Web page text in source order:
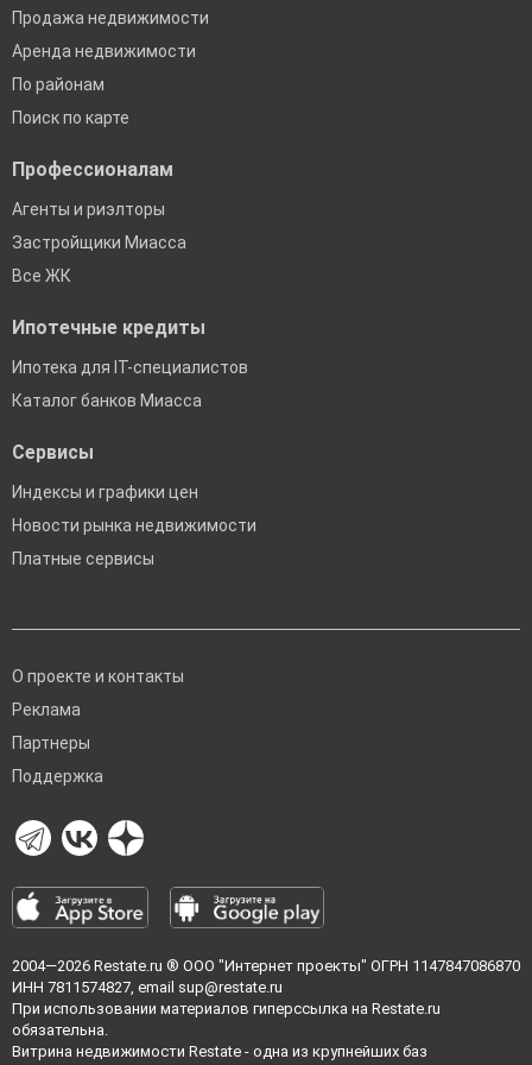
Продажа недвижимости
Аренда недвижимости
По районам
Поиск по карте
Профессионалам
Агенты и риэлторы
Застройщики Миасса
Все ЖК
Ипотечные кредиты
Ипотека для IT-специалистов
Каталог банков Миасса
Сервисы
Индексы и графики цен
Новости рынка недвижимости
Платные сервисы
О проекте и контакты
Реклама
Партнеры
Поддержка
2004—2026 Restate.ru ® ООО "Интернет проекты" ОГРН 1147847086870
ИНН 7811574827, email sup@restate.ru
При использовании материалов гиперссылка на Restate.ru
обязательна.
Витрина недвижимости Restate - одна из крупнейших баз